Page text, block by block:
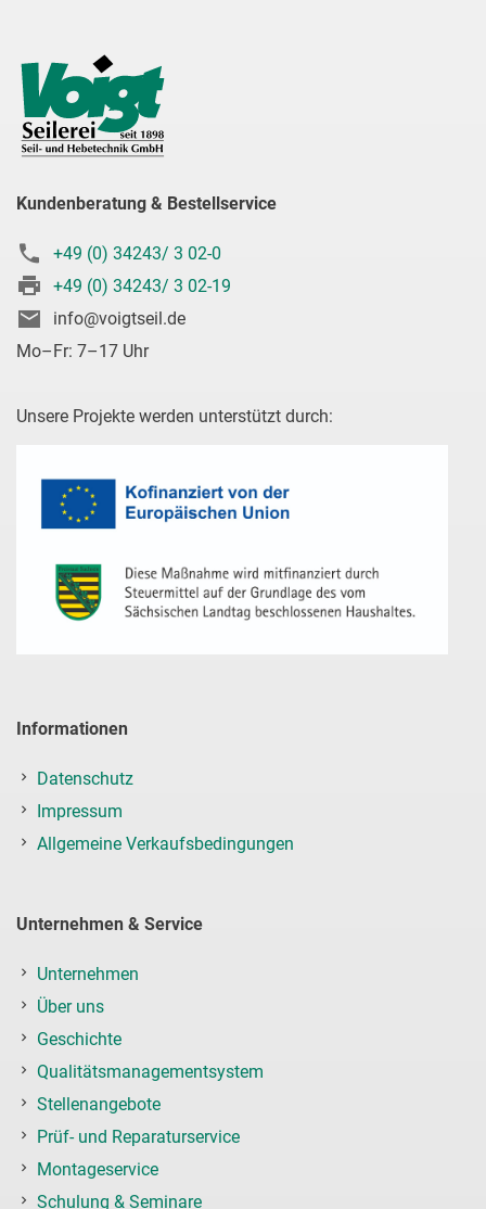
Kundenberatung & Bestellservice
+49 (0) 34243/ 3 02-0
+49 (0) 34243/ 3 02-19
info@voigtseil.de
Mo–Fr: 7–17 Uhr
Unsere Projekte werden unterstützt durch:
Informationen
Datenschutz
Impressum
Allgemeine Verkaufsbedingungen
Unternehmen & Service
Unternehmen
Über uns
Geschichte
Qualitätsmanagementsystem
Stellenangebote
Prüf- und Reparaturservice
Montageservice
Schulung & Seminare